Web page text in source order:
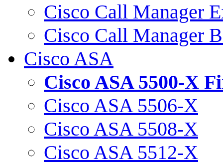
Cisco Call Manager
Cisco Call Manager
Cisco ASA
Cisco ASA 5500-X
Cisco ASA 5506-X
Cisco ASA 5508-X
Cisco ASA 5512-X